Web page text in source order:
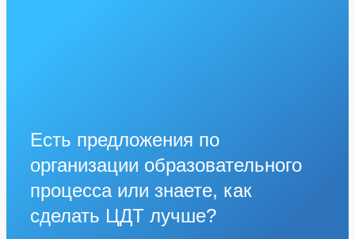
Есть предложения по
организации образовательного
процесса или знаете, как
сделать ЦДТ лучше?